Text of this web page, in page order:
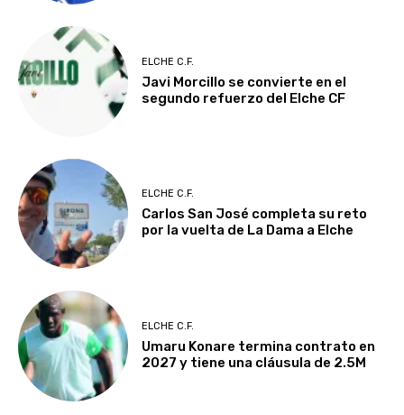
ELCHE C.F.
Javi Morcillo se convierte en el
segundo refuerzo del Elche CF
ELCHE C.F.
Carlos San José completa su reto
por la vuelta de La Dama a Elche
ELCHE C.F.
Umaru Konare termina contrato en
2027 y tiene una cláusula de 2.5M